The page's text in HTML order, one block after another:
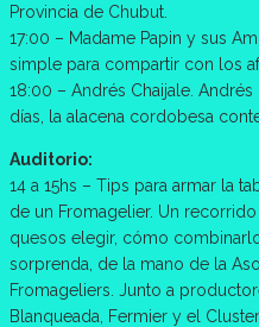
Provincia de Chubut.
17:00 – Madame Papin y sus
simple para compartir con los
18:00 – Andrés Chaijale.
días, la alacena cordobesa
Auditorio:
14 a 15hs – Tips para armar la
de un Fromagelier. Un
quesos elegir, cómo
sorprenda, de la mano de la
Fromageliers. Junto a
Blanqueada, Fermier y el